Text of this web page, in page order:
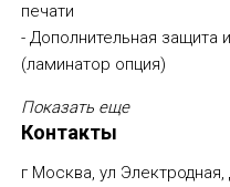
печати
- Дополнительная защита
(ламинатор опция)
Показать еще
Контакты
г Москва, ул